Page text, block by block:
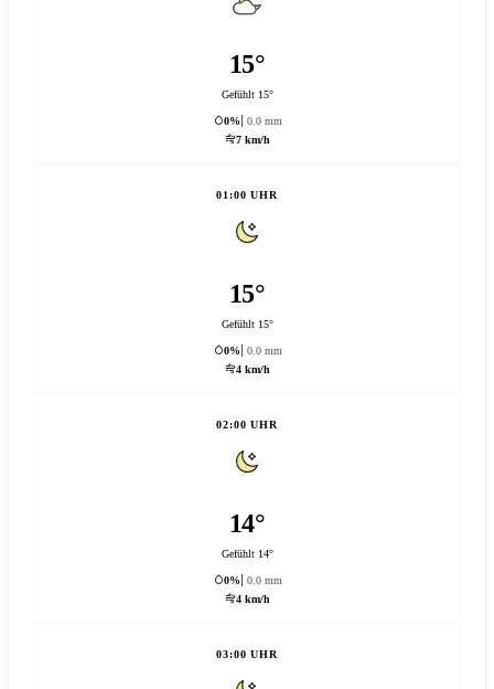
15°
Gefühlt 15°
0%
0.0 mm
7 km/h
01:00 UHR
15°
Gefühlt 15°
0%
0.0 mm
4 km/h
02:00 UHR
14°
Gefühlt 14°
0%
0.0 mm
4 km/h
03:00 UHR